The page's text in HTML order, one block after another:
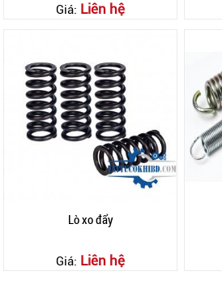
Giá: Liên hệ
Lò xo đẩy
Giá: Liên hệ